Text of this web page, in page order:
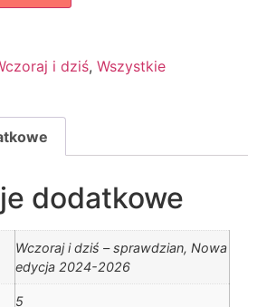
i dziś, Wszystkie
dodatkowe
Wczoraj i dziś – sprawdzian, Nowa
edycja 2024-2026
5